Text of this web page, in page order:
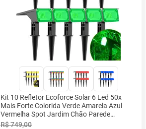
Kit 10 Refletor Ecoforce Solar 6 Led 50x
Mais Forte Colorida Verde Amarela Azul
Vermelha Spot Jardim Chão Parede
Luminária
R$ 749,00